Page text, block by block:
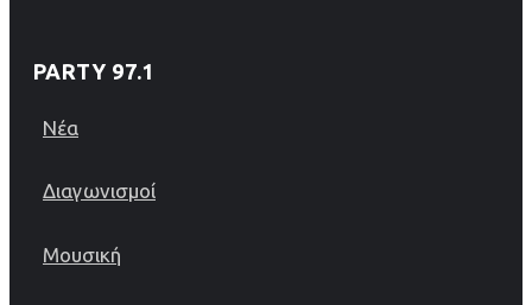
PARTY 97.1
Νέα
Διαγωνισμοί
Μουσική